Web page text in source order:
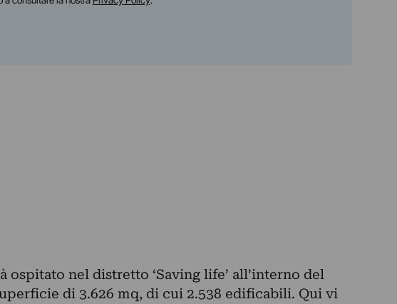
ospitato nel distretto ‘Saving life’ all’interno del
di 3.626 mq, di cui 2.538 edificabili. Qui vi